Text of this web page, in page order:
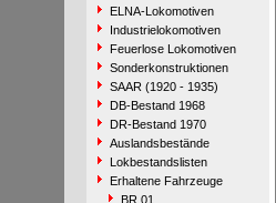
ELNA-Lokomotiven
Industrielokomotiven
Feuerlose Lokomotiven
Sonderkonstruktionen
SAAR (1920 - 1935)
DB-Bestand 1968
DR-Bestand 1970
Auslandsbestände
Lokbestandslisten
Erhaltene Fahrzeuge
BR 01